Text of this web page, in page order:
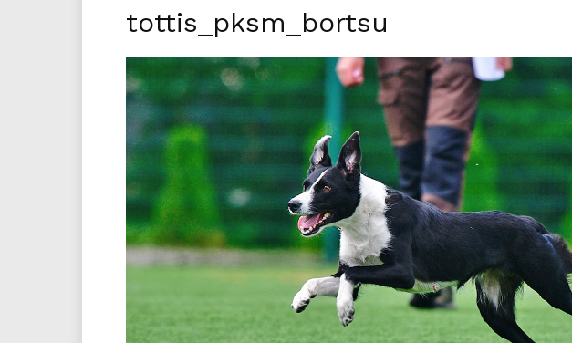
tottis_pksm_bortsu